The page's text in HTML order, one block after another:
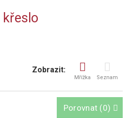
Zobrazit:
Mřížka Seznam
Porovnat (0)